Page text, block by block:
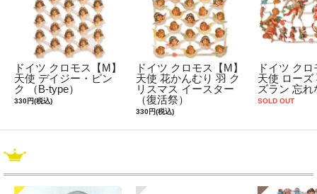
ドイツ クロモス【M】
天使 デイジー・ピン
ク （B-type）
330円(税込)
ドイツ クロモス【M】
天使 花かんむり 羽 ク
リスマス イースター
（復活祭）
330円(税込)
ドイツ ク
天使 ローズ
ズラン 忘れ
SOLD OUT